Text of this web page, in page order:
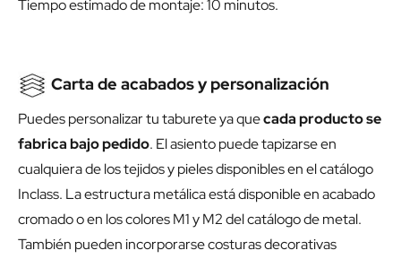
Tiempo estimado de montaje: 10 minutos.
Carta de acabados y personalización
Puedes personalizar tu taburete ya quecada producto se
fabrica bajo pedido. El asiento puede tapizarse en
cualquiera de los tejidos y pieles disponibles en el catálogo
Inclass. La estructura metálica está disponible en acabado
cromado o en los colores M1 y M2 del catálogo de metal.
También pueden incorporarse costuras decorativas